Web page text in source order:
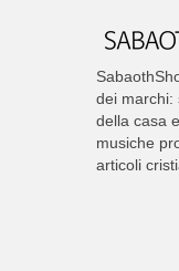
dei marchi:
della casa
musiche
articoli